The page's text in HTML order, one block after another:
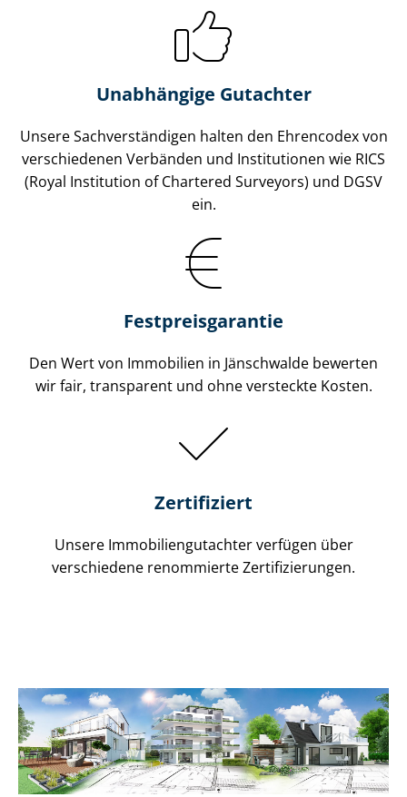
Unabhängige Gutachter
Unsere Sach­ver­stän­di­gen halten den Ehrencodex von
verschiedenen Verbänden und Institutionen wie RICS
(Royal Institution of Chartered Surveyors) und DGSV
ein.
Festpreis​garantie
Den Wert von Immobilien in Jänschwalde bewerten
wir fair, transparent und ohne versteckte Kosten.
Zertifiziert
Unsere Immobilien­gutachter verfügen über
verschiedene renommierte Zer­ti­fi­zie­run­gen.